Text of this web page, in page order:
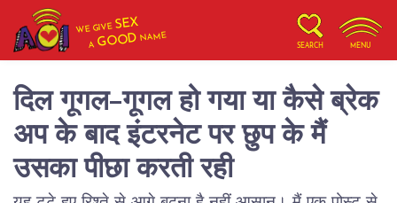
WE GIVESEX
AGOOD NAME
SEARCH MENU
दिल गूगल-गूगल हो गया या कैसे ब्रेक
अप के बाद इंटरनेट पर छुप के मैं
उसका पीछा करती रही